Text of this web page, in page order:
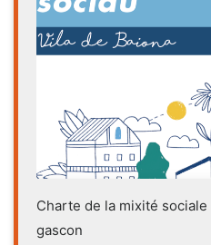
Charte de la mixité
gascon